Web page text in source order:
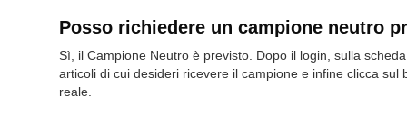
Posso richiedere un campione neutro
Sì, il Campione Neutro è previsto. Dopo il login, sulla
articoli di cui desideri ricevere il campione e infine clicca
reale.